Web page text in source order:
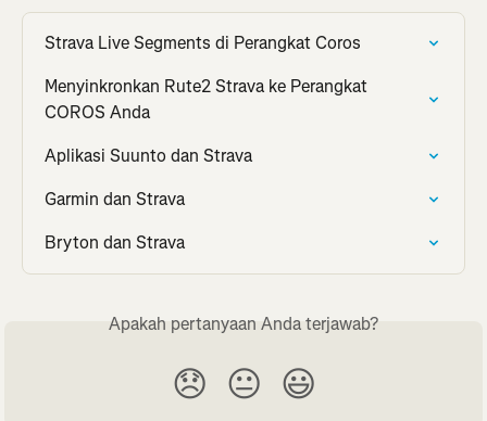
Strava Live Segments di Perangkat Coros
Menyinkronkan Rute2 Strava ke Perangkat
COROS Anda
Aplikasi Suunto dan Strava
Garmin dan Strava
Bryton dan Strava
Apakah pertanyaan Anda terjawab?
😞 😐 😃